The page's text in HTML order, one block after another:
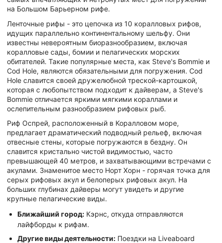
на Большом Барьерном рифе.
Ленточные рифы - это цепочка из 10 коралловых рифов,
идущих параллельно континентальному шельфу. Они
известны невероятным биоразнообразием, включая
коралловые сады, бомии и пелагических морских
обитателей. Такие популярные места, как Steve's Bommie и
Cod Hole, являются обязательными для погружения. Cod
Hole славится своей дружелюбной треской-картошкой,
которая с любопытством подходит к дайверам, а Steve's
Bommie отличается яркими мягкими кораллами и
ослепительным разнообразием рифовых рыб.
Риф Оспрей, расположенный в Коралловом море,
предлагает драматический подводный рельеф, включая
отвесные стены, которые погружаются в бездну. Он
славится кристально чистой видимостью, часто
превышающей 40 метров, и захватывающими встречами с
акулами. Знаменитое место Норт Хорн - горячая точка для
серых рифовых акул и белоперых рифовых акул. На
больших глубинах дайверы могут увидеть и другие
крупные пелагические виды.
Ближайший город: Кэрнс, откуда отправляются
лайфборды к рифам.
Другие виды деятельности: Поездки на Liveaboard